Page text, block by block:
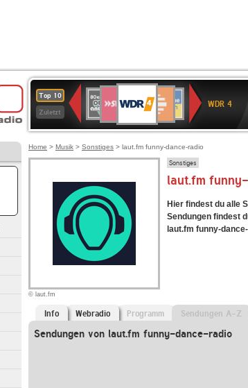
Top 10
Zuletzt
Deutschlandfunk
80er
90er
OLDIE
ANTENNE
4
Deutschlandfunk
Kultur
ANTENNE
BAYERN
2Baden-
Württemberg
WDR 4
Home > Musik > Sonstiges > laut.fm funny-dance-radio
© laut.fm
Sonstiges
laut.fm
Hier findest du alle
Sendungen findest
laut.fm funny-
Info Webradio Programm Sendungen A-Z
Sendungen von laut.fm funny-dance-radio